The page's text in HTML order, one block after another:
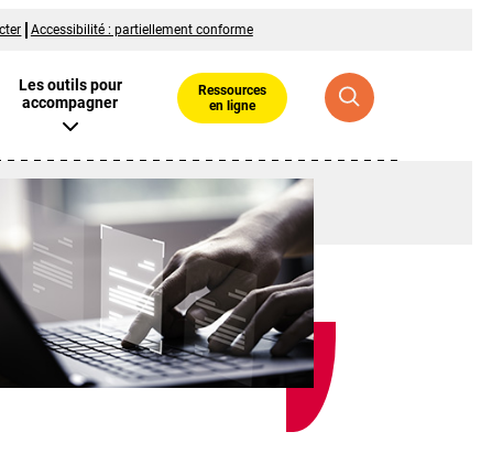
Accessibilité : partiellement conforme
Les outils pour
accompagner
Ressources
en ligne